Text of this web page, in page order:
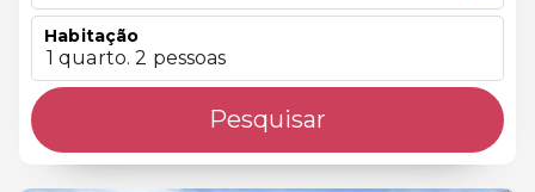
Habitação
1 quarto. 2 pessoas
Pesquisar